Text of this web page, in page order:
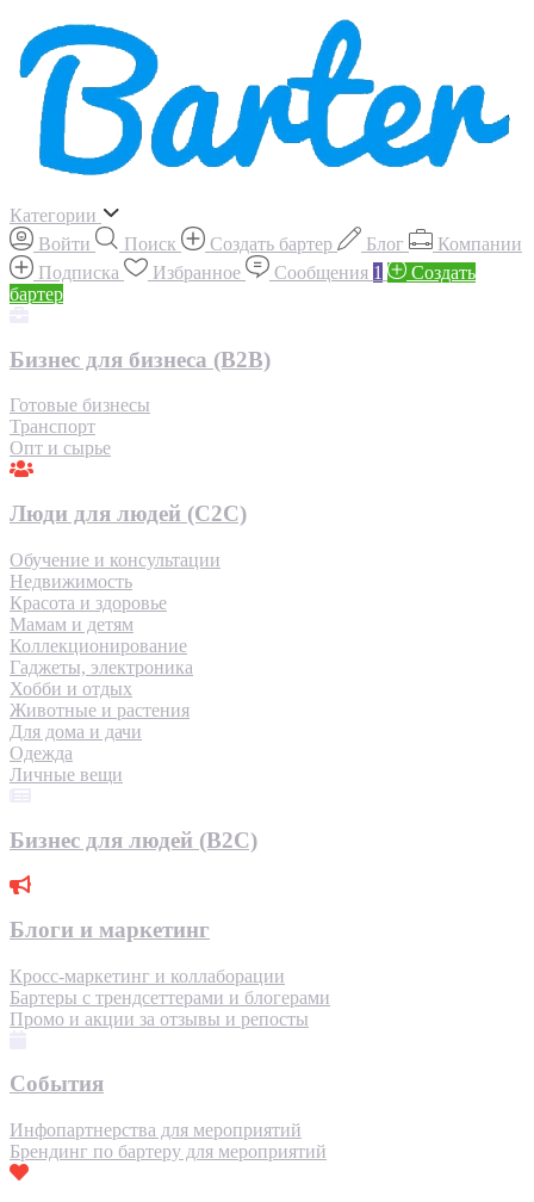
Категории
Войти
Поиск Создать бартер Блог
Компании
Подписка
Избранное Сообщения 1
Создать
бартер
Бизнес для бизнеса (B2B)
Готовые бизнесы
Транспорт
Опт и сырье
Люди для людей (С2С)
Обучение и консультации
Недвижимость
Красота и здоровье
Мамам и детям
Коллекционирование
Гаджеты, электроника
Хобби и отдых
Животные и растения
Для дома и дачи
Одежда
Личные вещи
Бизнес для людей (B2C)
Блоги и маркетинг
Кросс-маркетинг и коллаборации
Бартеры с трендсеттерами и блогерами
Промо и акции за отзывы и репосты
События
Инфопартнерства для мероприятий
Брендинг по бартеру для мероприятий